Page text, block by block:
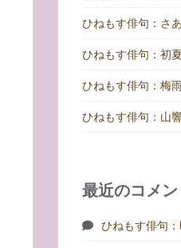
ひねもす俳句：さ
ひねもす俳句：初
ひねもす俳句：梅
ひねもす俳句：山
最近のコメン
ひねもす俳句